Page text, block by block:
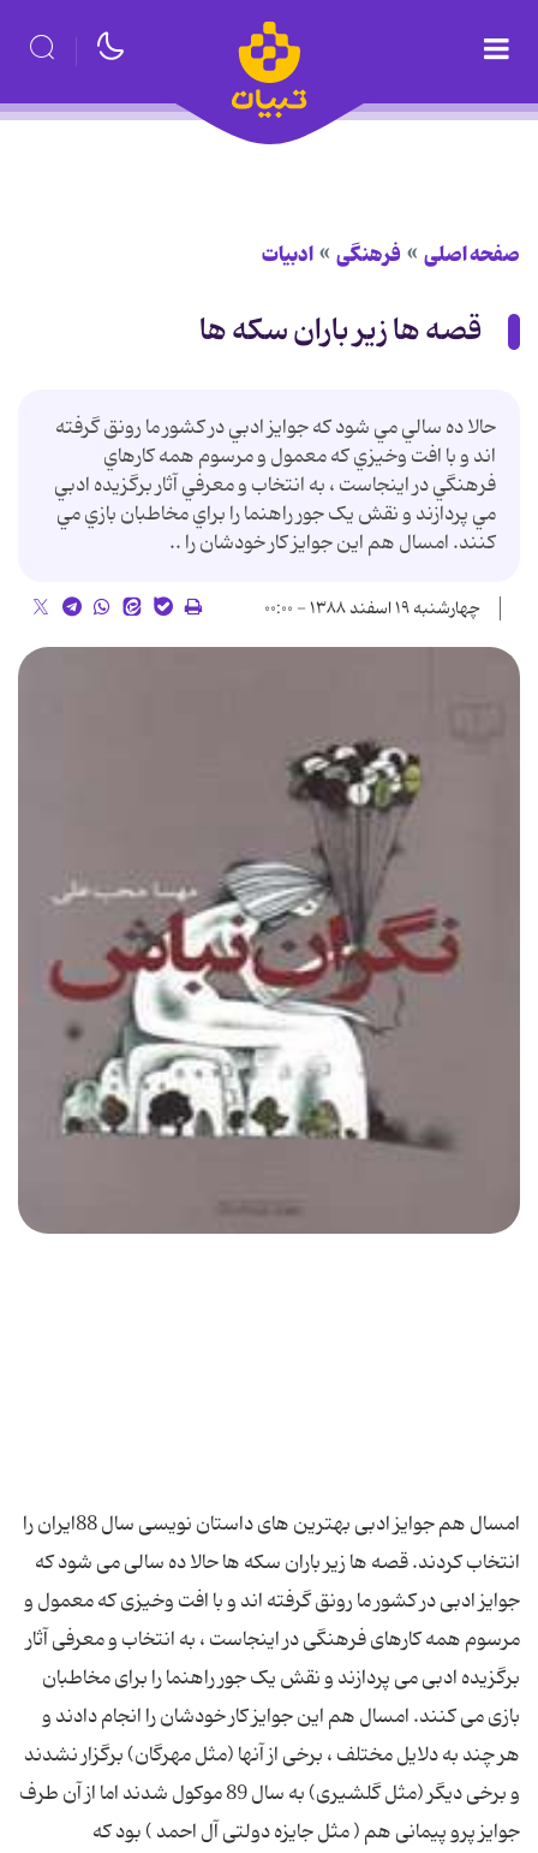
صفحه اصلی فرهنگی ادبیات
قصه ها زیر باران سکه ها
حالا ده سالي مي شود که جوايز ادبي در کشور ما رونق گرفته
اند و با افت وخيزي که معمول و مرسوم همه کارهاي
فرهنگي در اينجاست ، به انتخاب و معرفي آثار برگزيده ادبي
مي پردازند و نقش يک جور راهنما را براي مخاطبان بازي مي
کنند. امسال هم اين جوايز کار خودشان را ..
چهارشنبه ۱۹ اسفند ۱۳۸۸ - ۰۰:۰۰
امسال هم جوایز ادبی بهترین های داستان نویسی سال 88ایران را
انتخاب کردند. قصه ها زیر باران سکه ها حالا ده سالی می شود که
جوایز ادبی در کشور ما رونق گرفته اند و با افت وخیزی که معمول و
مرسوم همه کارهای فرهنگی در اینجاست ، به انتخاب و معرفی آثار
برگزیده ادبی می پردازند و نقش یک جور راهنما را برای مخاطبان
بازی می کنند. امسال هم این جوایز کار خودشان را انجام دادند و
هر چند به دلایل مختلف ، برخی از آنها (مثل مهرگان) برگزار نشدند
و برخی دیگر (مثل گلشیری) به سال 89 موکول شدند اما از آن طرف
جوایز پرو پیمانی هم ( مثل جایزه دولتی آل احمد ) بود که